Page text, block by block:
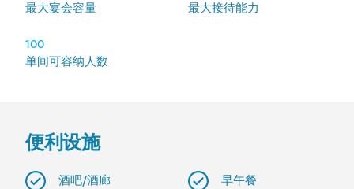
最大宴会容量
最大接待能力
单间可容纳人数
100
便利设施
酒吧/酒廊 早午餐